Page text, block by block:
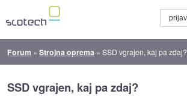
Forum »Strojna oprema »SSD vgrajen, kaj pa zdaj?
SSD vgrajen, kaj pa zdaj?